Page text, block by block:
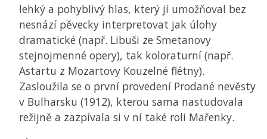
lehký a pohyblivý hlas, který jí umožňoval bez
nesnází pěvecky interpretovat jak úlohy
dramatické (např. Libuši ze Smetanovy
stejnojmenné opery), tak koloraturní (např.
Astartu z Mozartovy Kouzelné flétny).
Zasloužila se o první provedení Prodané nevěsty
v Bulharsku (1912), kterou sama nastudovala
režijně a zazpívala si v ní také roli Mařenky.